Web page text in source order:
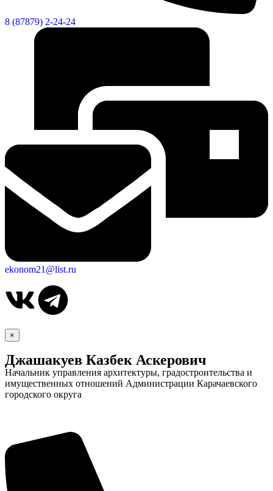
Дума
8 (87879) 2-24-24
ekonom21@list.ru
×
Джашакуев Казбек Аскерович
Начальник управления архитектуры, градостроительства и
имущественных отношений Администрации Карачаевского
городского округа